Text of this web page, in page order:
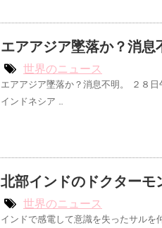
エアアジア墜落か？消息
世界のニュース
エアアジア墜落か？消息不明。 ２８日
インドネシア …
北部インドのドクターモ
世界のニュース
インドで感電して意識を失ったサルを